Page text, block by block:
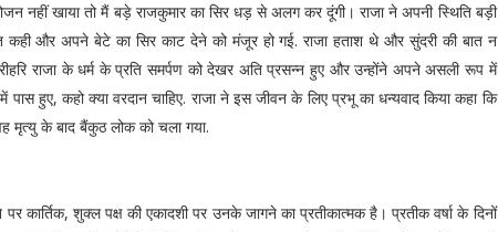
नहीं खाया तो मैं बड़े राजकुमार का सिर धड़ से अलग कर दूंगी। राजा ने अपनी स्थिति बड़ी
कही और अपने बेटे का सिर काट देने को मंजूर हो गई. राजा हताश थे और सुंदरी की बात न
राजा के धर्म के प्रति समर्पण को देखर अति प्रसन्न हुए और उन्होंने अपने असली रूप में
पास हुए, कहो क्या वरदान चाहिए. राजा ने इस जीवन के लिए प्रभू का धन्यवाद किया कहा कि
वह मृत्यु के बाद बैंकुठ लोक को चला गया.
शुक्ल पक्ष की एकादशी पर उनके जागने का प्रतीकात्मक है। प्रतीक वर्षा के दिनों